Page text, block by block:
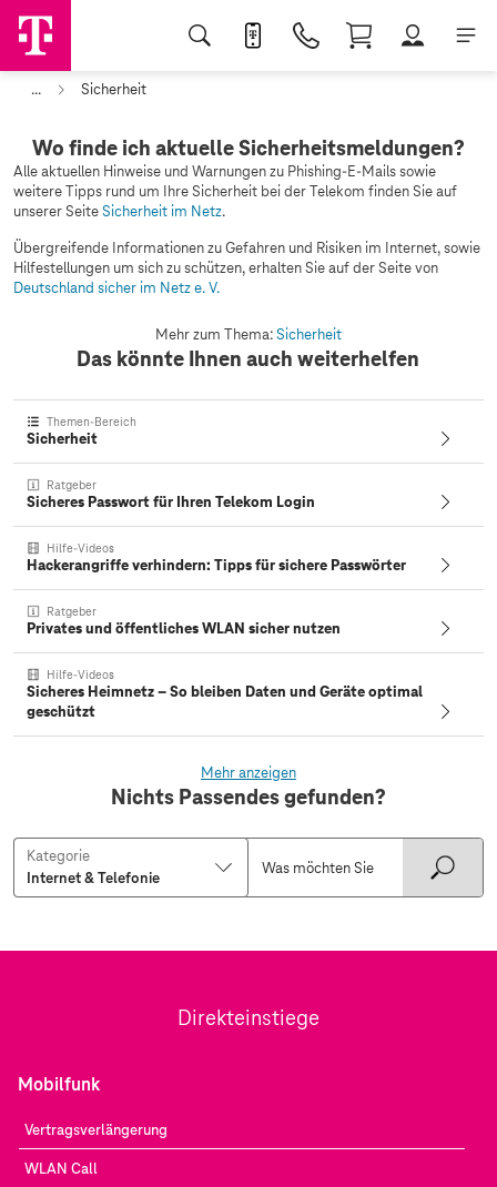
... Sicherheit
Wo finde ich aktuelle Sicherheitsmeldungen?
Alle aktuellen Hinweise und Warnungen zu Phishing-E-Mails sowie
weitere Tipps rund um Ihre Sicherheit bei der Telekom finden Sie auf
unserer SeiteSicherheit im Netz.
Übergreifende Informationen zu Gefahren und Risiken im Internet, sowie
Hilfestellungen um sich zu schützen, erhalten Sie auf der Seite von
Deutschland sicher im Netz e. V.
Mehr zum Thema:Sicherheit
Das könnte Ihnen auch weiterhelfen
Themen-Bereich
Sicherheit
Ratgeber
Sicheres Passwort für Ihren Telekom Login
Hilfe-Videos
Hackerangriffe verhindern: Tipps für sichere Passwörter
Ratgeber
Privates und öffentliches WLAN sicher nutzen
Hilfe-Videos
Sicheres Heimnetz – So bleiben Daten und Geräte optimal
geschützt
Mehr anzeigen
Nichts Passendes gefunden?
Kategorie
Direkteinstiege
Mobilfunk
Vertragsverlängerung
WLAN Call